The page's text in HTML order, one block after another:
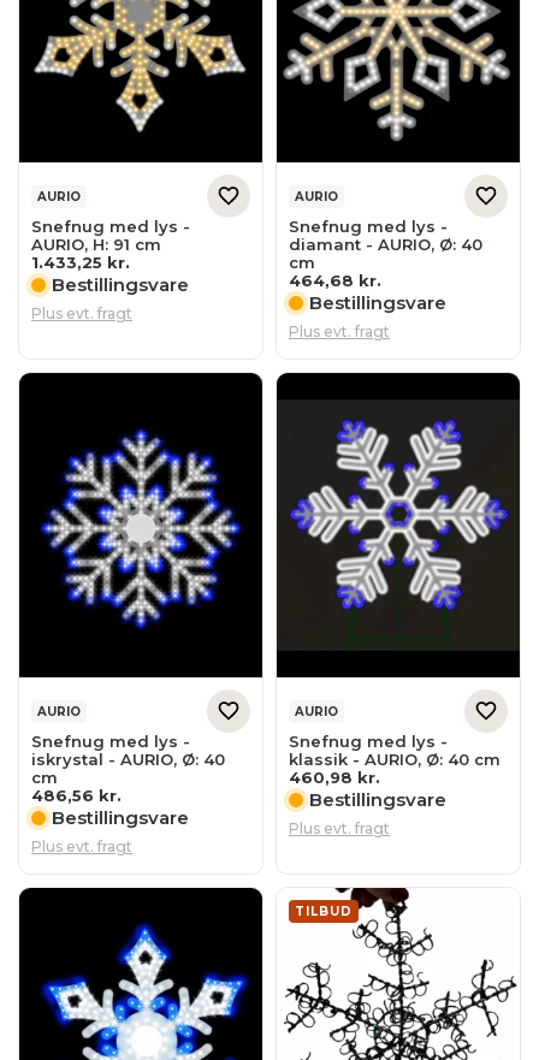
AURIO
Snefnug med lys -
AURIO, H: 91 cm
1.433,25 kr.
Bestillingsvare
Plus evt. fragt
AURIO
Snefnug med lys -
diamant - AURIO, Ø: 40
cm
464,68 kr.
Bestillingsvare
Plus evt. fragt
AURIO
Snefnug med lys -
iskrystal - AURIO, Ø: 40
cm
486,56 kr.
Bestillingsvare
Plus evt. fragt
AURIO
Snefnug med lys -
klassik - AURIO, Ø: 40 cm
460,98 kr.
Bestillingsvare
Plus evt. fragt
TILBUD